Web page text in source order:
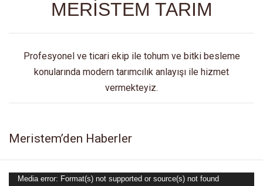
MERİSTEM TARIM
Profesyonel ve ticari ekip ile tohum ve bitki besleme
konularında modern tarımcılık anlayışı ile hizmet
vermekteyiz.
Meristem’den Haberler
Video
Media error: Format(s) not supported or source(s) not found